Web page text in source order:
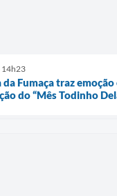
14h23
da Fumaça traz
do “Mês Todinho